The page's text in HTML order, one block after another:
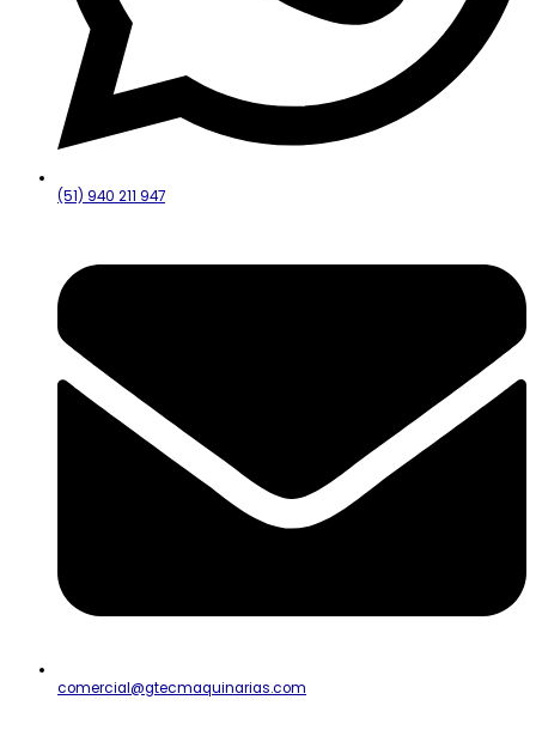
(51) 940 211 947
comercial@gtecmaquinarias.com